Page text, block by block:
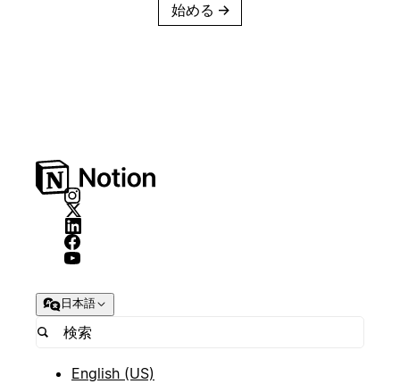
始める →
日本語
English (US)